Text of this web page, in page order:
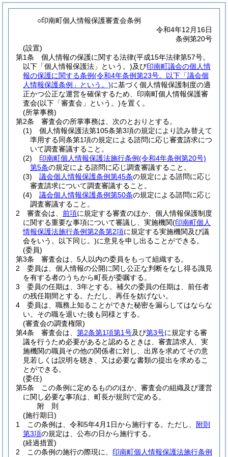
○印南町個人情報保護審査会条例
令和4年12月16日
条例第20号
(設置)
第1条
個人情報の保護に関する法律(平成15年法律第57号。
以下「個人情報保護法」という。)及び印南町議会の個人情
報の保護に関する条例(令和4年条例第23号。以下「議会個
人情報保護条例」という。)に基づく個人情報保護制度の適
正かつ公正な運営を確保するため、印南町個人情報保護審
査会(以下「審査会」という。)を置く。
(所掌事務)
第2条
審査会の所掌事務は、次のとおりとする。
(1)
個人情報保護法第105条第3項の規定により読み替えて
準用する同条第1項の規定による諮問に応じ審査請求につ
いて調査審議すること。
(2)
印南町個人情報保護法施行条例(令和4年条例第20号)
第5条の規定による諮問に応じ調査審議すること。
(3)
議会個人情報保護条例第45条の規定による諮問に応じ
審査請求について調査審議すること。
(4)
議会個人情報保護条例第50条の規定による諮問に応じ
調査審議すること。
2
審査会は、 前項に規定する審査のほか、個人情報保護制度
に関する重要な事項について審議し、実施機関(印南町個人
情報保護法施行条例第2条第2項に規定する実施機関及び議
会をいう。以下同じ。)に意見を申し出ることができる。
(委員)
第3条
審査会は、5人以内の委員をもって組織する。
2
委員は、個人情報の公開に関し公正な判断をなし得る識見
を有する者のうちから町長が委嘱する。
3
委員の任期は、3年とする。 補欠の委員の任期は、前任者
の残任期間とする。 ただし、再任を妨げない。
4
委員は、職務上知ることができた秘密を漏らしてはならな
い。 その職を退いた後も同様とする。
(審査会の調査権限)
第4条
審査会は、 第2条第1項第1号及び第3号に規定する審
議を行うため必要があると認めるときは、審査請求人、実
施機関の職員その他の関係者に対し、出席を求めてその意
見若しくは説明を聴き、又は必要な書類の提出を求めるこ
とができる。
(委任)
第5条
この条例に定めるもののほか、審査会の組織及び運営
に関し必要な事項は、町長が規則で定める。
附 則
(施行期日)
1
この条例は、令和5年4月1日から施行する。 ただし、
附則
第3項の規定は、公布の日から施行する。
(経過措置)
2
この条例の施行の際現に、 印南町個人情報保護法施行条例